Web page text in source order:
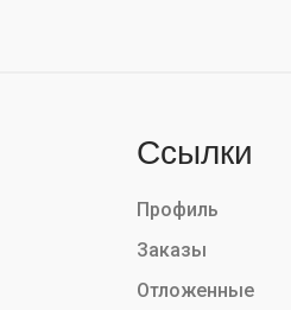
Ссылки
Профиль
Заказы
Отложенные